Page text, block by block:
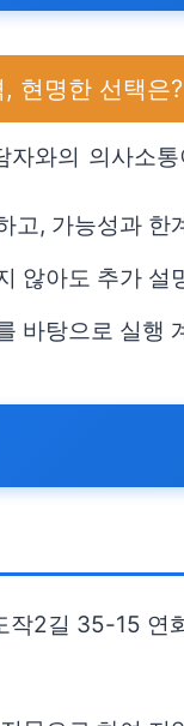
현명한 선택은?
와의 의사소
고, 가능성과 한
않아도 추가 설
바탕으로 실행
작2길 35-15 연